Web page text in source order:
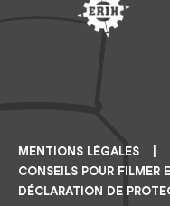
MENTIONS LÉGALES
CONSEILS POUR FILMER
DÉCLARATION DE